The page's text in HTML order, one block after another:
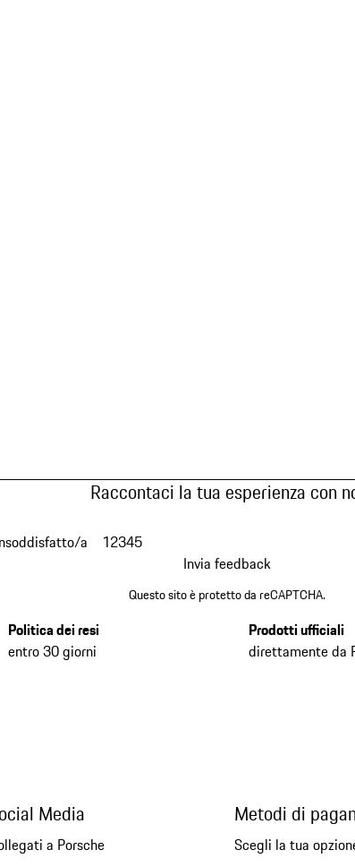
Raccontaci la tua esperienza con
a 12345
Invia feedback
Questo sito è protetto da reCAPTCHA.
Politica dei resi
entro 30 giorni
Prodotti ufficiali
direttamente da
Media
a Porsche
Metodi di
Scegli la tua